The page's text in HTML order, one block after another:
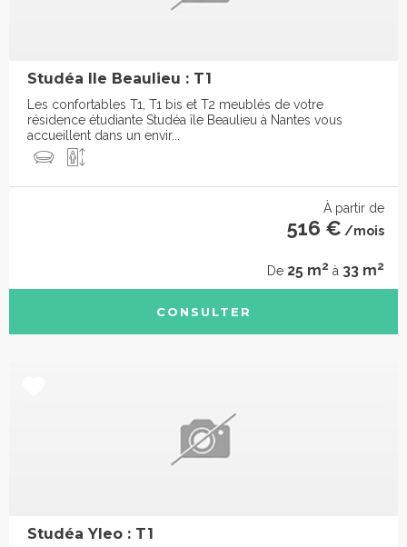
Studéa Ile Beaulieu : T1
Les confortables T1, T1 bis et T2 meublés de votre
résidence étudiante Studéa île Beaulieu à Nantes vous
accueillent dans un envir...
À partir de
516 € /mois
De 25 m2 à 33 m2
CONSULTER
Studéa Yleo : T1